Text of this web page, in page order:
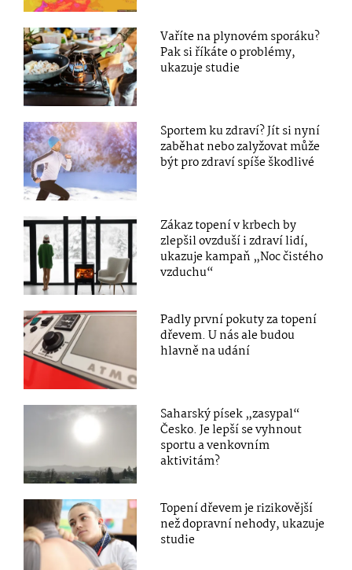
Vaříte na plynovém sporáku?
Pak si říkáte o problémy,
ukazuje studie
Sportem ku zdraví? Jít si nyní
zaběhat nebo zalyžovat může
být pro zdraví spíše škodlivé
Zákaz topení v krbech by
zlepšil ovzduší i zdraví lidí,
ukazuje kampaň „Noc čistého
vzduchu“
Padly první pokuty za topení
dřevem. U nás ale budou
hlavně na udání
Saharský písek „zasypal“
Česko. Je lepší se vyhnout
sportu a venkovním
aktivitám?
Topení dřevem je rizikovější
než dopravní nehody, ukazuje
studie